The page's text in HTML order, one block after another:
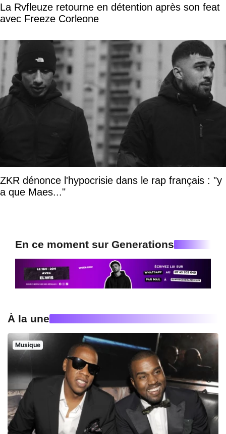
La Rvfleuze retourne en détention après son feat
avec Freeze Corleone
ZKR dénonce l'hypocrisie dans le rap français : "y
a que Maes..."
En ce moment sur Generations
À la une
Musique